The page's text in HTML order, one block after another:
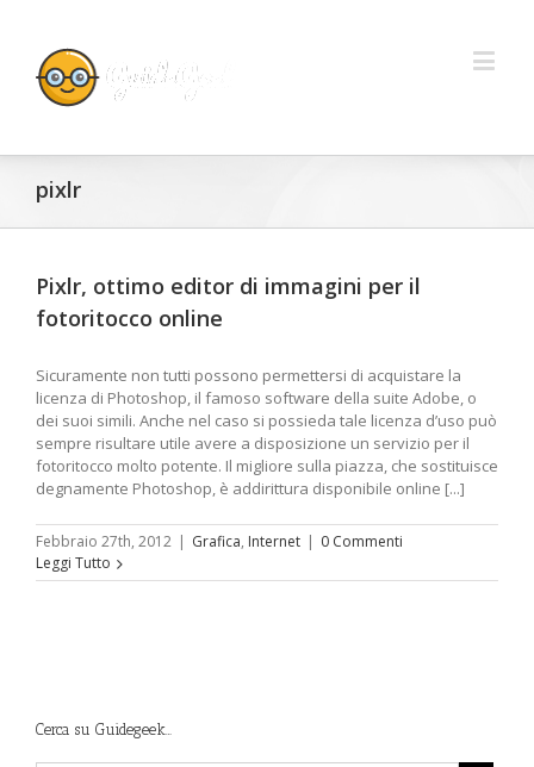
pixlr
Pixlr, ottimo editor di immagini per il
fotoritocco online
Sicuramente non tutti possono permettersi di acquistare la
licenza di Photoshop, il famoso software della suite Adobe, o
dei suoi simili. Anche nel caso si possieda tale licenza d’uso può
sempre risultare utile avere a disposizione un servizio per il
fotoritocco molto potente. Il migliore sulla piazza, che sostituisce
degnamente Photoshop, è addirittura disponibile online [...]
Febbraio 27th, 2012 | Grafica, Internet | 0 Commenti
Leggi Tutto
Cerca su Guidegeek…